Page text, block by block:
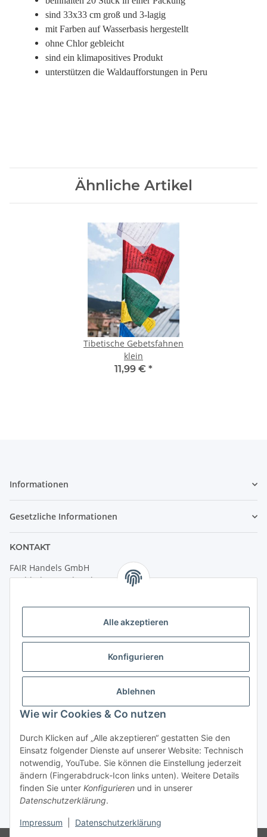
Alle akzeptieren
Konfigurieren
Ablehnen
Wie wir Cookies & Co nutzen
Durch Klicken auf „Alle akzeptieren“ gestatten Sie den
Einsatz folgender Dienste auf unserer Website: Technisch
notwendig, YouTube. Sie können die Einstellung jederzeit
ändern (Fingerabdruck-Icon links unten). Weitere Details
finden Sie unter Konfigurieren und in unserer
Datenschutzerklärung.
Impressum Datenschutzerklärung
sind 33x33 cm groß und 3-lagig
mit Farben auf Wasserbasis hergestellt
ohne Chlor gebleicht
sind ein klimapositives Produkt
unterstützen die Waldaufforstungen in Peru
Ähnliche Artikel
Tibetische Gebetsfahnen
klein
11,99 € *
Informationen
Gesetzliche Informationen
KONTAKT
FAIR Handels GmbH
(Weltladen Innsbruck)
6020 Innsbruck
Öffnungszeiten:
Vertrag widerrufen